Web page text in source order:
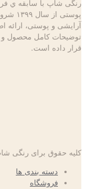
آرایشی و پوستی،
توضيحات كامل محصول
قرار داده است.
کلیه حقوق برای رنگی
دسته بندی ها
فروشگاه